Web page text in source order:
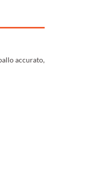
accurato,